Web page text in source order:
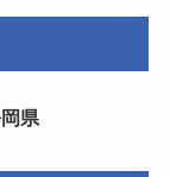
県